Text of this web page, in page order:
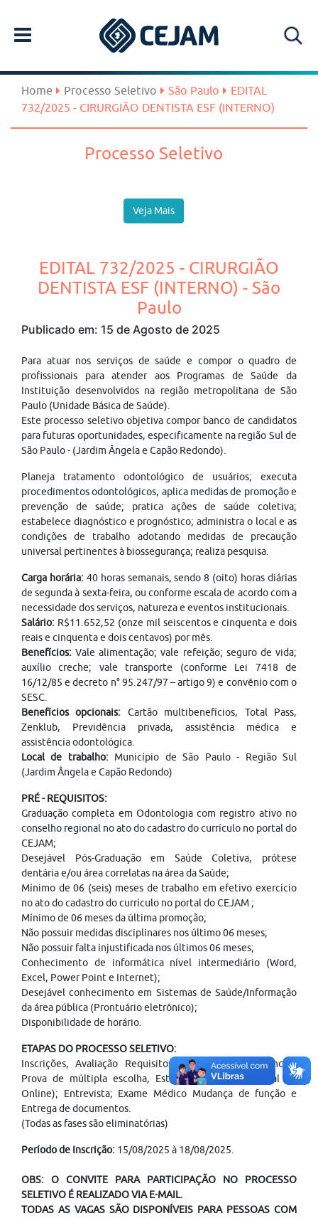
Home Processo Seletivo São Paulo
EDITAL
732/2025 - CIRURGIÃO DENTISTA ESF (INTERNO)
Processo Seletivo
Veja Mais
EDITAL 732/2025 - CIRURGIÃO
DENTISTA ESF (INTERNO) - São
Paulo
Publicado em: 15 de Agosto de 2025
Para atuar nos serviços de saúde e compor o quadro de
profissionais para atender aos Programas de Saúde da
Instituição desenvolvidos na região metropolitana de São
Paulo (Unidade Básica de Saúde).
Este processo seletivo objetiva compor banco de candidatos
para futuras oportunidades, especificamente na região Sul de
São Paulo - (Jardim Ângela e Capão Redondo).
Planeja tratamento odontológico de usuários; executa
procedimentos odontológicos, aplica medidas de promoção e
prevenção de saúde; pratica ações de saúde coletiva;
estabelece diagnóstico e prognóstico; administra o local e as
condições de trabalho adotando medidas de precaução
universal pertinentes à biossegurança; realiza pesquisa.
Carga horária:40 horas semanais, sendo 8 (oito) horas diárias
de segunda à sexta-feira, ou conforme escala de acordo com a
necessidade dos serviços, natureza e eventos institucionais.
Salário: R$11.652,52 (onze mil seiscentos e cinquenta e dois
reais e cinquenta e dois centavos) por mês.
Benefícios: Vale alimentação; vale refeição; seguro de vida;
auxílio creche; vale transporte (conforme Lei 7418 de
16/12/85 e decreto n° 95.247/97 – artigo 9) e convênio com o
SESC.
Benefícios opcionais: Cartão multibenefícios, Total Pass,
Zenklub, Previdência privada, assistência médica e
assistência odontológica.
Local de trabalho:Município de São Paulo - Região Sul
(Jardim Ângela e Capão Redondo)
PRÉ - REQUISITOS:
Graduação completa em Odontologia com registro ativo no
conselho regional no ato do cadastro do currículo no portal do
CEJAM;
Desejável Pós-Graduação em Saúde Coletiva, prótese
dentária e/ou área correlatas na área da Saúde;
Mínimo de 06 (seis) meses de trabalho em efetivo exercício
no ato do cadastro do currículo no portal do CEJAM ;
Mínimo de 06 meses da última promoção;
Não possuir medidas disciplinares nos último 06 meses;
Não possuir falta injustificada nos últimos 06 meses;
Conhecimento de informática nível intermediário (Word,
Excel, Power Point e Internet);
Desejável conhecimento em Sistemas de Saúde/Informação
da área pública (Prontuário eletrônico);
Disponibilidade de horário.
ETAPAS DO PROCESSO SELETIVO:
Inscrições, Avaliação Requisitos RH, Avaliação Gerencial,
Prova de múltipla escolha, Estudo de caso(Presencial ou
Online); Entrevista; Exame Médico Mudança de função e
Entrega de documentos.
(Todas as fases são eliminatórias)
Período de Inscrição: 15/08/2025 à 18/08/2025.
OBS: O CONVITE PARA PARTICIPAÇÃO NO PROCESSO
SELETIVO É REALIZADO VIA E-MAIL.
TODAS AS VAGAS SÃO DISPONÍVEIS PARA PESSOAS COM